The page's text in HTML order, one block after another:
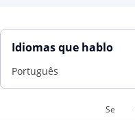
Idiomas que hablo
Português
Se